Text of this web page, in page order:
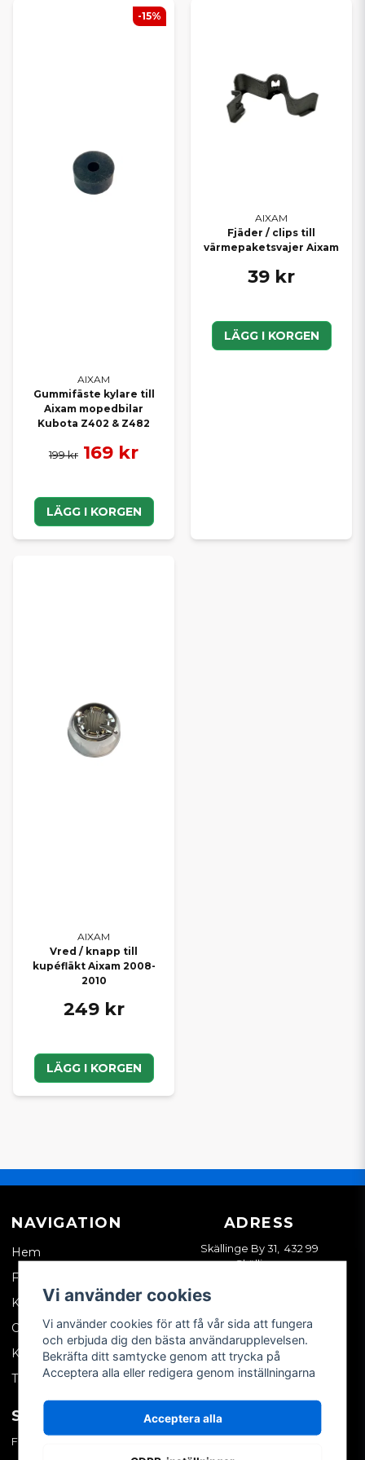
AIXAM
Gummifäste kylare till
Aixam mopedbilar
Kubota Z402 & Z482
199 kr 169 kr
LÄGG I KORGEN
-15%
AIXAM
Fjäder / clips till
värmepaketsvajer Aixam
39 kr
LÄGG I KORGEN
AIXAM
Vred / knapp till
kupéfläkt Aixam 2008-
2010
249 kr
LÄGG I KORGEN
NAVIGATION
Hem
Företagskund
Kontakta oss
Om oss
Köpvillkor
Tips & trix
ADRESS
Skällinge By 31, 432 99
Skällinge
SOCIALA MEDIER
Facebook
MITT KONTO
Vi använder cookies
Vi använder cookies för att få vår sida att fungera
och erbjuda dig den bästa användarupplevelsen.
Bekräfta ditt samtycke genom att trycka på
Acceptera alla eller redigera genom inställningarna
Acceptera alla